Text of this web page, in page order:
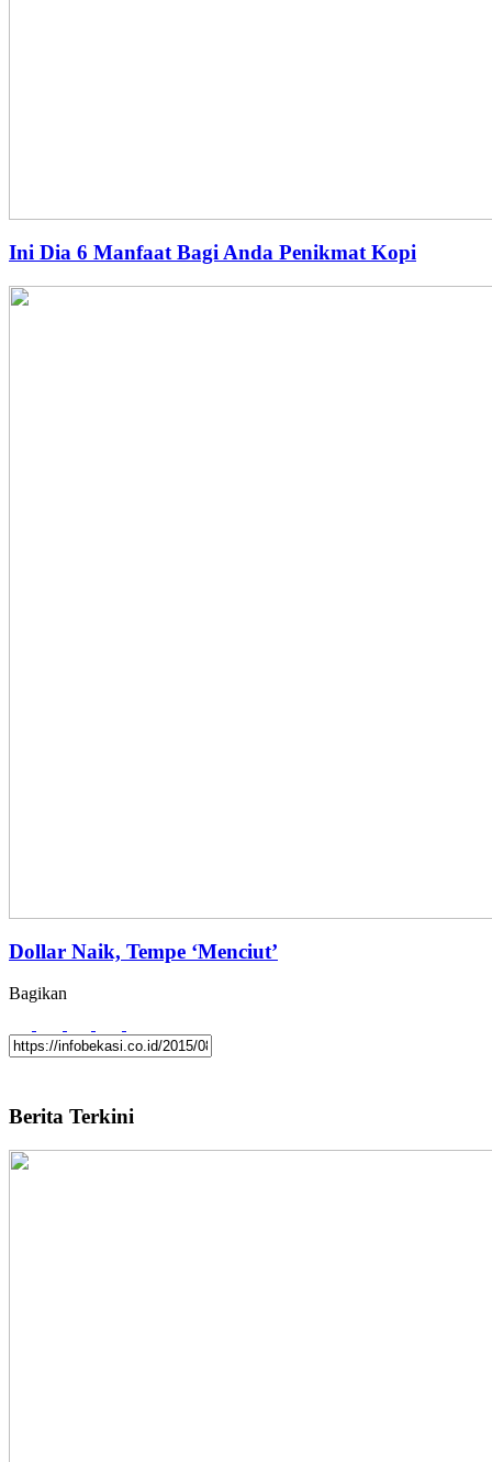
Ini Dia 6 Manfaat Bagi Anda Penikmat Kopi
Dollar Naik, Tempe ‘Menciut’
Bagikan
Berita Terkini